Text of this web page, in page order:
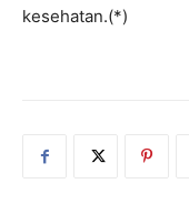
kesehatan.(*)